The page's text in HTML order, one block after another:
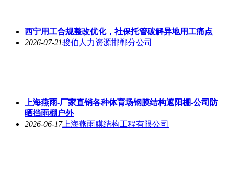
西宁用工合规整改优化，社保托管破解异地用工痛点
2026-07-21骏伯人力资源邯郸分公司
上海燕雨-厂家直销各种体育场钢膜结构遮阳棚-公司防
晒挡雨棚户外
2026-06-17上海燕雨膜结构工程有限公司